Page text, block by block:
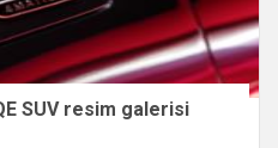
SUV resim galerisi